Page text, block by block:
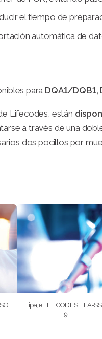
el tiempo de
automática de
para DQA1/DQB1,
Lifecodes, están
a través de una
dos pocillos por
Tipaje LIFECODES HLA-
9